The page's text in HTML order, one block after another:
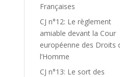
Françaises
CJ n°12: Le règlement
amiable devant la Cour
européenne des Droits
l’Homme
CJ n°13: Le sort des